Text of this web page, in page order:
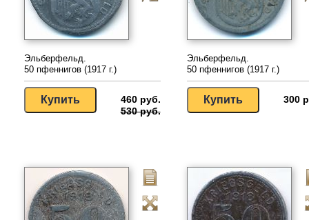
Эльберфельд.
50 пфеннигов (1917 г.)
460 руб.
530 руб.
Эльберфельд.
50 пфеннигов (1917 г.)
300